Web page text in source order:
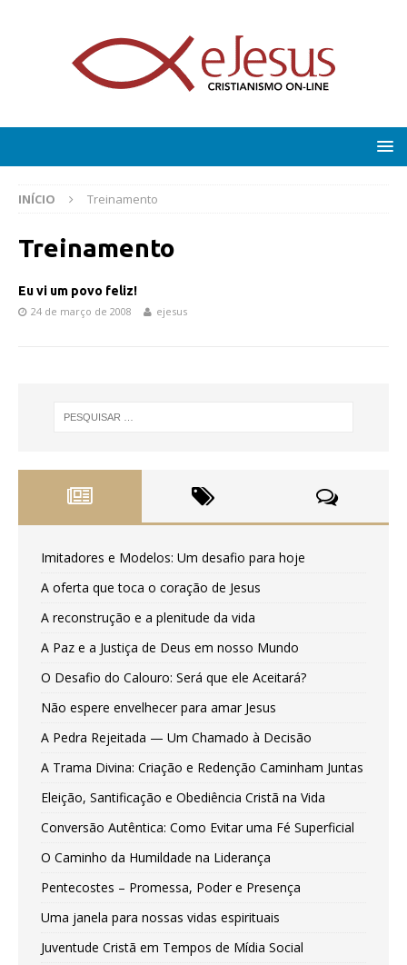
INÍCIO Treinamento
Treinamento
Eu vi um povo feliz!
24 de março de 2008 ejesus
Imitadores e Modelos: Um desafio para hoje
A oferta que toca o coração de Jesus
A reconstrução e a plenitude da vida
A Paz e a Justiça de Deus em nosso Mundo
O Desafio do Calouro: Será que ele Aceitará?
Não espere envelhecer para amar Jesus
A Pedra Rejeitada — Um Chamado à Decisão
A Trama Divina: Criação e Redenção Caminham Juntas
Eleição, Santificação e Obediência Cristã na Vida
Conversão Autêntica: Como Evitar uma Fé Superficial
O Caminho da Humildade na Liderança
Pentecostes – Promessa, Poder e Presença
Uma janela para nossas vidas espirituais
Juventude Cristã em Tempos de Mídia Social